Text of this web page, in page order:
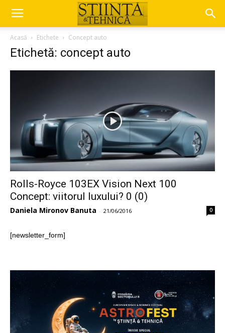
Acasă Etichete Concept auto
Etichetă: concept auto
Rolls-Royce 103EX Vision Next 100
Concept: viitorul luxului? 0 (0)
Daniela Mironov Banuta - 21/06/2016 0
[newsletter_form]